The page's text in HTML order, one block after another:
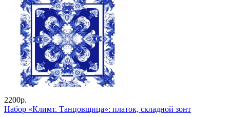
2200р.
Набор «Климт. Танцовщица»: платок, складной зонт